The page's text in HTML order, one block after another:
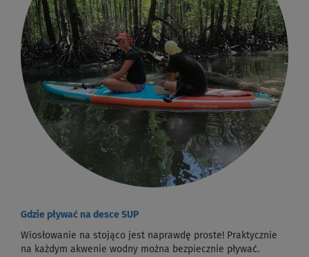
Gdzie pływać na desce SUP
Wiosłowanie na stojąco jest naprawdę proste! Praktycznie
na każdym akwenie wodny można bezpiecznie pływać.